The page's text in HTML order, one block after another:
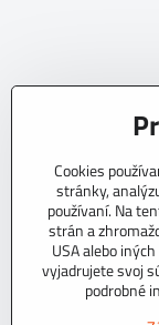
Cookies
stránky,
používaní. Na
strán a
USA alebo
vyjadrujete svoj
podrobné